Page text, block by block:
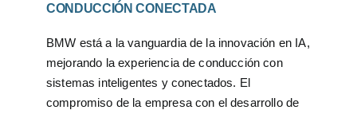
CONDUCCIÓN CONECTADA
BMW está a la vanguardia de la innovación en IA,
mejorando la experiencia de conducción con
sistemas inteligentes y conectados. El
compromiso de la empresa con el desarrollo de